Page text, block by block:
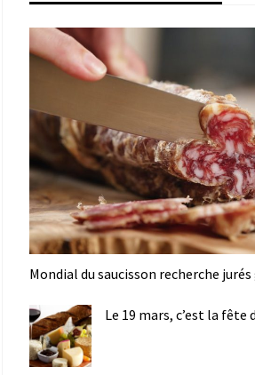
Mondial du saucisson recherche
Le 19 mars, c’est la fête